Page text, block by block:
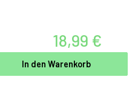
18,99 €
In den Warenkorb